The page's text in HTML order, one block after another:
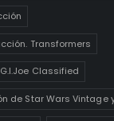
Transformers
Classified
de Star Wars Vintage